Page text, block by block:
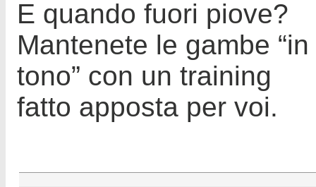
E quando fuori piove?
Mantenete le gambe “in
tono” con un training
fatto apposta per voi.